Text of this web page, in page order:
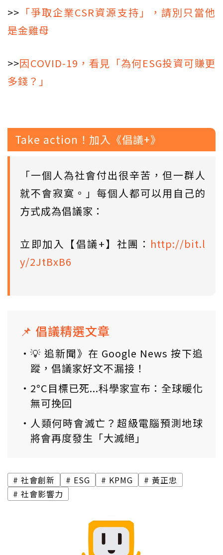
>> 「爭取企業CSR資源支持」，請別只當他
是金雞母
>>因COVID-19，看見「為何ESG投資可賺更
多錢？」
Take action！加入《倡議+》
「一個人為社會付出很辛苦，但一群人
就不會寂寞。」每個人都可以用自己的
方式成為倡議家：
立即加入【倡議+】社團： http://bit.l
y/2JtBxB6
📌 倡議精選文章
💡 追新聞》在 Google News 按下追
蹤，倡議家好文不漏接！
2°C目標已死...科學家宣布：全球暖化
無可挽回
人類何時會滅亡？超級電腦預測地球
將會再度發生「大滅絕」
社會創新 ESG KPMG
黃正忠
社會影響力